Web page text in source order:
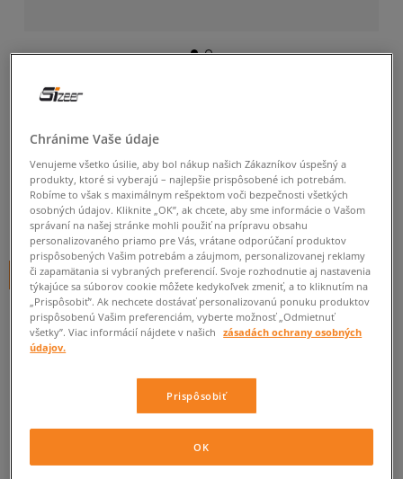
SIZEER PONOŽKY ČLENKOVÉ
5.0 (3 )
10€ cena s DPH
+ 10 BODOV V SIZEERCLUBE
Informujte ma o dostupnosti
Veľkosti EU Veľkosti US
Chránime Vaše údaje
Venujeme všetko úsilie, aby bol nákup našich Zákazníkov úspešný a
produkty, ktoré si vyberajú – najlepšie prispôsobené ich potrebám.
Robíme to však s maximálnym rešpektom voči bezpečnosti všetkých
osobných údajov. Kliknite „OK”, ak chcete, aby sme informácie o Vašom
správaní na našej stránke mohli použiť na prípravu obsahu
personalizovaného priamo pre Vás, vrátane odporúčaní produktov
prispôsobených Vašim potrebám a záujmom, personalizovanej reklamy
či zapamätania si vybraných preferencií. Svoje rozhodnutie aj nastavenia
týkajúce sa súborov cookie môžete kedykoľvek zmeniť, a to kliknutím na
„Prispôsobiť”. Ak nechcete dostávať personalizovanú ponuku produktov
prispôsobenú Vašim preferenciám, vyberte možnosť „Odmietnuť
všetky”. Viac informácií nájdete v našich
zásadách ochrany osobných
údajov.
Prispôsobiť
OK